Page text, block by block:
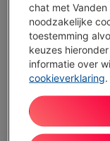
ALTERNATIEF
chat met
noodzakelijke
toestemming
keuzes
informatie over
cookieverklaring